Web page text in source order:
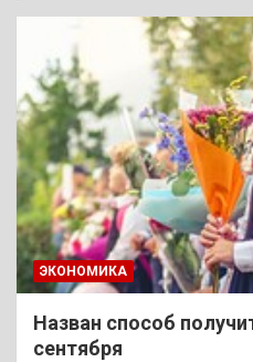
ЭКОНОМИКА
Назван способ
сентября